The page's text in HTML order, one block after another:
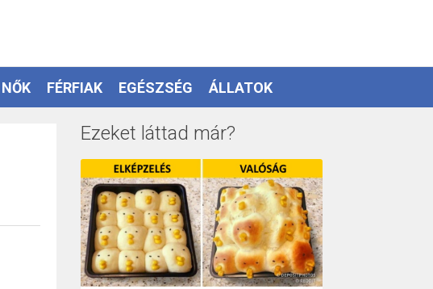
NŐK FÉRFIAK EGÉSZSÉG ÁLLATOK
Ezeket láttad már?